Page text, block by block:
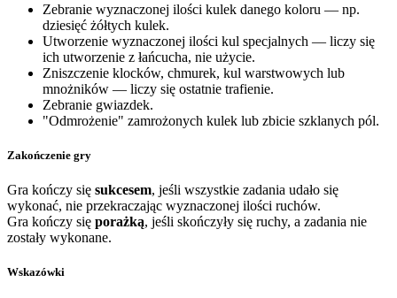
Zebranie wyznaczonej ilości kulek danego koloru — np.
dziesięć żółtych kulek.
Utworzenie wyznaczonej ilości kul specjalnych — liczy się
ich utworzenie z łańcucha, nie użycie.
Zniszczenie klocków, chmurek, kul warstwowych lub
mnożników — liczy się ostatnie trafienie.
Zebranie gwiazdek.
"Odmrożenie" zamrożonych kulek lub zbicie szklanych pól.
Zakończenie gry
Gra kończy się sukcesem, jeśli wszystkie zadania udało się
wykonać, nie przekraczając wyznaczonej ilości ruchów.
Gra kończy się porażką, jeśli skończyły się ruchy, a zadania nie
zostały wykonane.
Wskazówki